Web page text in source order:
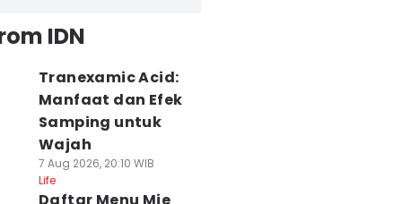
IDN
Tranexamic Acid:
Manfaat dan Efek
Samping untuk
Wajah
7 Aug 2026, 20:10 WIB
Life